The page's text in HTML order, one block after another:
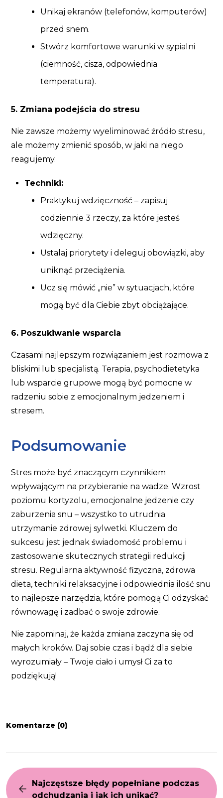
Unikaj ekranów (telefonów, komputerów)
przed snem.
Stwórz komfortowe warunki w sypialni
(ciemność, cisza, odpowiednia
temperatura).
5. Zmiana podejścia do stresu
Nie zawsze możemy wyeliminować źródło stresu,
ale możemy zmienić sposób, w jaki na niego
reagujemy.
Techniki:
Praktykuj wdzięczność – zapisuj
codziennie 3 rzeczy, za które jesteś
wdzięczny.
Ustalaj priorytety i deleguj obowiązki, aby
uniknąć przeciążenia.
Ucz się mówić „nie” w sytuacjach, które
mogą być dla Ciebie zbyt obciążające.
6. Poszukiwanie wsparcia
Czasami najlepszym rozwiązaniem jest rozmowa z
bliskimi lub specjalistą. Terapia, psychodietetyka
lub wsparcie grupowe mogą być pomocne w
radzeniu sobie z emocjonalnym jedzeniem i
stresem.
Podsumowanie
Stres może być znaczącym czynnikiem
wpływającym na przybieranie na wadze. Wzrost
poziomu kortyzolu, emocjonalne jedzenie czy
zaburzenia snu – wszystko to utrudnia
utrzymanie zdrowej sylwetki. Kluczem do
sukcesu jest jednak świadomość problemu i
zastosowanie skutecznych strategii redukcji
stresu. Regularna aktywność fizyczna, zdrowa
dieta, techniki relaksacyjne i odpowiednia ilość snu
to najlepsze narzędzia, które pomogą Ci odzyskać
równowagę i zadbać o swoje zdrowie.
Nie zapominaj, że każda zmiana zaczyna się od
małych kroków. Daj sobie czas i bądź dla siebie
wyrozumiały – Twoje ciało i umysł Ci za to
podziękują!
Komentarze (0)
Najczęstsze błędy popełniane podczas
odchudzania i jak ich unikać?